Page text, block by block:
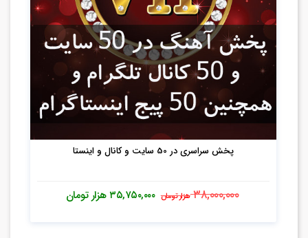
پخش سراسری در 50 سایت و کانال و اینستا
۳۸,۰۰۰,۰۰۰ هزار تومان ۳۵,۷۵۰,۰۰۰هزار تومان